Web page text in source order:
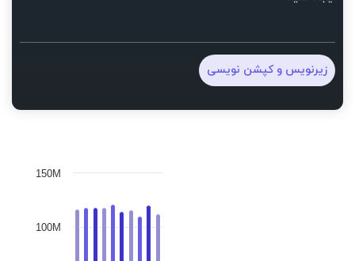
زیرنویس و کپشن نویسی
100M
150M